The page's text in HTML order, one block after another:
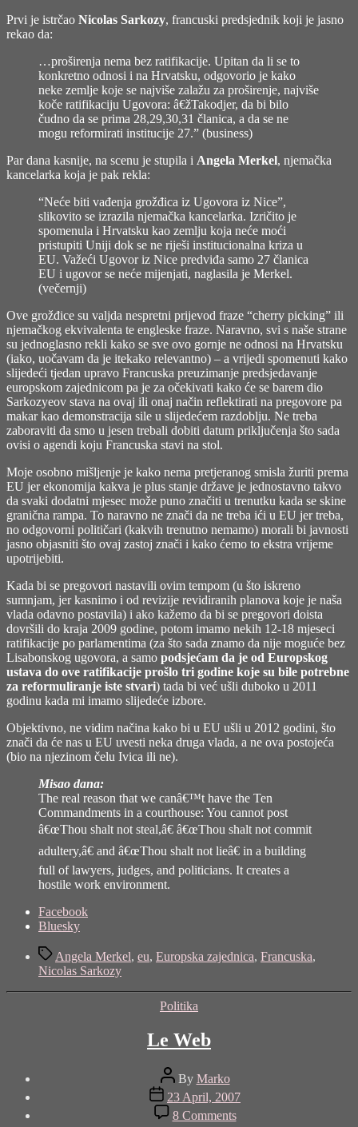
Prvi je istrčao Nicolas Sarkozy, francuski predsjednik koji je jasno
rekao da:
…proširenja nema bez ratifikacije. Upitan da li se to
konkretno odnosi i na Hrvatsku, odgovorio je kako
neke zemlje koje se najviše zalažu za proširenje, najviše
koče ratifikaciju Ugovora: â€žTakodjer, da bi bilo
čudno da se prima 28,29,30,31 članica, a da se ne
mogu reformirati institucije 27.” (business)
Par dana kasnije, na scenu je stupila i Angela Merkel, njemačka
kancelarka koja je pak rekla:
“Neće biti vađenja grožđica iz Ugovora iz Nice”,
slikovito se izrazila njemačka kancelarka. Izričito je
spomenula i Hrvatsku kao zemlju koja neće moći
pristupiti Uniji dok se ne riješi institucionalna kriza u
EU. Važeći Ugovor iz Nice predviđa samo 27 članica
EU i ugovor se neće mijenjati, naglasila je Merkel.
(večernji)
Ove grožđice su valjda nespretni prijevod fraze “cherry picking” ili
njemačkog ekvivalenta te engleske fraze. Naravno, svi s naše strane
su jednoglasno rekli kako se sve ovo gornje ne odnosi na Hrvatsku
(iako, uočavam da je itekako relevantno) – a vrijedi spomenuti kako
slijedeći tjedan upravo Francuska preuzimanje predsjedavanje
europskom zajednicom pa je za očekivati kako će se barem dio
Sarkozyeov stava na ovaj ili onaj način reflektirati na pregovore pa
makar kao demonstracija sile u slijedećem razdoblju. Ne treba
zaboraviti da smo u jesen trebali dobiti datum priključenja što sada
ovisi o agendi koju Francuska stavi na stol.
Moje osobno mišljenje je kako nema pretjeranog smisla žuriti prema
EU jer ekonomija kakva je plus stanje države je jednostavno takvo
da svaki dodatni mjesec može puno značiti u trenutku kada se skine
granična rampa. To naravno ne znači da ne treba ići u EU jer treba,
no odgovorni političari (kakvih trenutno nemamo) morali bi javnosti
jasno objasniti što ovaj zastoj znači i kako ćemo to ekstra vrijeme
upotrijebiti.
Kada bi se pregovori nastavili ovim tempom (u što iskreno
sumnjam, jer kasnimo i od revizije revidiranih planova koje je naša
vlada odavno postavila) i ako kažemo da bi se pregovori doista
dovršili do kraja 2009 godine, potom imamo nekih 12-18 mjeseci
ratifikacije po parlamentima (za što sada znamo da nije moguće bez
Lisabonskog ugovora, a samo podsjećam da je od Europskog
ustava do ove ratifikacije prošlo tri godine koje su bile potrebne
za reformuliranje iste stvari) tada bi već ušli duboko u 2011
godinu kada mi imamo slijedeće izbore.
Objektivno, ne vidim načina kako bi u EU ušli u 2012 godini, što
znači da će nas u EU uvesti neka druga vlada, a ne ova postojeća
(bio na njezinom čelu Ivica ili ne).
Misao dana:
The real reason that we canâ€™t have the Ten
Commandments in a courthouse: You cannot post
â€œThou shalt not steal,â€ â€œThou shalt not commit
adultery,â€ and â€œThou shalt not lieâ€ in a building
full of lawyers, judges, and politicians. It creates a
hostile work environment.
Share
"Francuska
u
Facebook
Bluesky
TagsAngela Merkel, eu, Europska zajednica, Francuska,
Nicolas Sarkozy
Categories
Politika
Le Web
Post
author
By Marko
Post
date
23 April, 2007
8 Commentson